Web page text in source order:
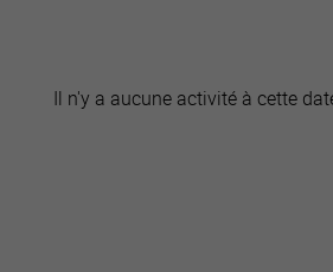
Il n'y a aucune activité à cette